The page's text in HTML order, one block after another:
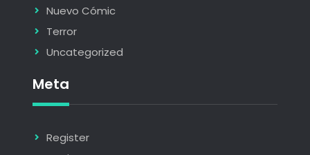
Nuevo Cómic
Terror
Uncategorized
Meta
Register